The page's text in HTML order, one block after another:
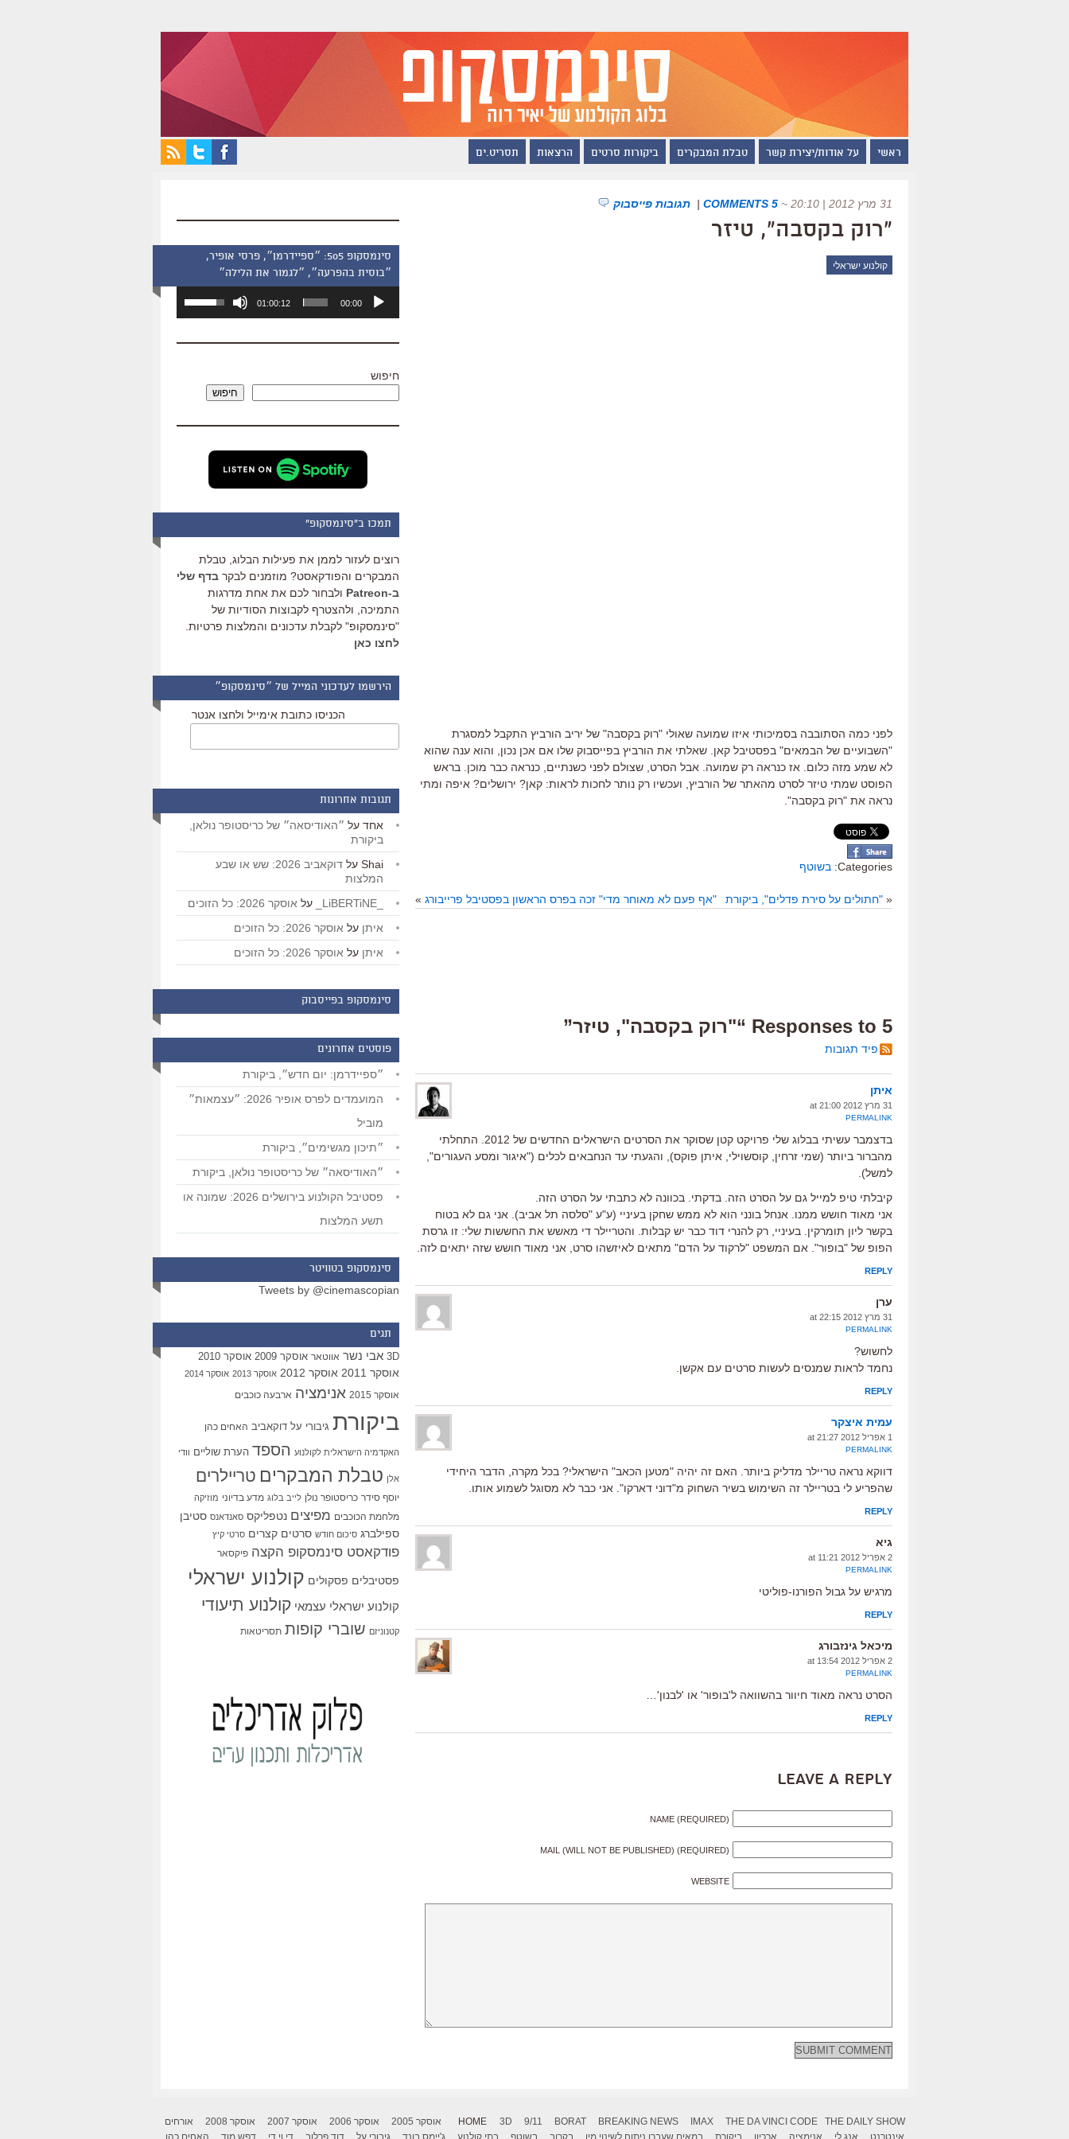
ראשי על אודות/יצירת קשר טבלת המבקרים ביקורות סרטים הרצאות תסריט.ים
31 מרץ 2012 | 20:10 ~
5 COMMENTS
| תגובות פייסבוק
"רוק בקסבה", טיזר
קולנוע ישראלי
לפני כמה הסתובבה בסמיכותי איזו שמועה שאולי "רוק בקסבה" של יריב הורביץ התקבל למסגרת
"השבועיים של הבמאים" בפסטיבל קאן. שאלתי את הורביץ בפייסבוק שלו אם אכן נכון, והוא ענה שהוא
לא שמע מזה כלום. אז כנראה רק שמועה. אבל הסרט, שצולם לפני כשנתיים, כנראה כבר מוכן. בראש
הפוסט שמתי טיזר לסרט מהאתר של הורביץ, ועכשיו רק נותר לחכות לראות: קאן? ירושלים? איפה ומתי
נראה את "רוק בקסבה".
Categories: בשוטף
« "חתולים על סירת פדלים", ביקורת "אף פעם לא מאוחר מדי" זכה בפרס הראשון בפסטיבל פרייבורג »
5 Responses to “"רוק בקסבה", טיזר”
פיד תגובות
איתן
31 מרץ 2012 at 21:00
PERMALINK
בדצמבר עשיתי בבלוג שלי פרויקט קטן שסוקר את הסרטים הישראלים החדשים של 2012. התחלתי
מהברור ביותר (שמי זרחין, קוסשוילי, איתן פוקס), והגעתי עד הנחבאים לכלים ("איגור ומסע העגורים",
למשל).
קיבלתי טיפ למייל גם על הסרט הזה. בדקתי. בכוונה לא כתבתי על הסרט הזה.
אני מאוד חושש ממנו. אנחל בונני הוא לא ממש שחקן בעיניי (ע"ע "סלסה תל אביב). אני גם לא בטוח
בקשר ליון תומרקין. בעיניי, רק להנרי דוד כבר יש קבלות. והטריילר די מאשש את החששות שלי: זו גרסת
הפופ של "בופור". אם המשפט "לרקוד על הדם" מתאים לאיזשהו סרט, אני מאוד חושש שזה יתאים לזה.
REPLY
ערן
31 מרץ 2012 at 22:15
PERMALINK
לחשוש?
נחמד לראות שמנסים לעשות סרטים עם אקשן.
REPLY
עמית איצקר
1 אפריל 2012 at 21:27
PERMALINK
דווקא נראה טריילר מדליק ביותר. האם זה יהיה "מטען הכאב" הישראלי? בכל מקרה, הדבר היחידי
שהפריע לי בטריילר זה השימוש בשיר השחוק מ"דוני דארקו". אני כבר לא מסוגל לשמוע אותו.
REPLY
גיא
2 אפריל 2012 at 11:21
PERMALINK
מרגיש על גבול הפורנו-פוליטי
REPLY
מיכאל גינזבורג
2 אפריל 2012 at 13:54
PERMALINK
הסרט נראה מאוד חיוור בהשוואה ל'בופור' או 'לבנון'…
REPLY
Leave a Reply
NAME (REQUIRED)
MAIL (WILL NOT BE PUBLISHED) (REQUIRED)
WEBSITE
סינמסקופ 505: ״ספיידרמן״, פרסי אופיר,
״בוסית בהפרעה״, ״לגמור את הלילה״
אודיו
00:00
01:00:12
השתמש
כדי
שמע.
חיפוש
חיפוש
תמכו ב"סינמסקופ"
רוצים לעזור לממן את פעילות הבלוג, טבלת
המבקרים והפודקאסט? מוזמנים לבקר בדף שלי
ב-Patreon
ולבחור לכם את אחת מדרגות
התמיכה, ולהצטרף לקבוצות הסודיות של
"סינמסקופ" לקבלת עדכונים והמלצות פרטיות.
לחצו כאן
הירשמו לעדכוני המייל של ״סינמסקופ״
הכניסו כתובת אימייל ולחצו אנטר
תגובות אחרונות
אחד על ״האודיסאה״ של כריסטופר נולאן,
ביקורת
Shai על
דוקאביב 2026: שש או שבע
המלצות
על אוסקר 2026: כל הזוכים
איתן על אוסקר 2026: כל הזוכים
איתן על אוסקר 2026: כל הזוכים
סינמסקופ בפייסבוק
פוסטים אחרונים
״ספיידרמן: יום חדש״, ביקורת
המועמדים לפרס אופיר 2026: ״עצמאות״
מוביל
״תיכון מגשימים״, ביקורת
״האודיסאה״ של כריסטופר נולאן, ביקורת
פסטיבל הקולנוע בירושלים 2026: שמונה או
תשע המלצות
סינמסקופ בטוויטר
Tweets by @cinemascopian
תגים
3D אבי נשר אווטאר אוסקר 2009 אוסקר 2010
אוסקר 2011 אוסקר 2012 אוסקר 2013 אוסקר 2014
אוסקר 2015 אנימציה ארבעה כוכבים
ביקורת גיבורי על דוקאביב האחים כהן
האקדמיה הישראלית לקולנוע הספד הערת שוליים וודי
אלן טבלת המבקרים טריילרים
יוסף סידר כריסטופר נולן לייב בלוג מדע בדיוני מוזיקה
מלחמת הכוכבים מפיצים נטפליקס סאנדאנס סטיבן
ספילברג סיכום חודש סרטים קצרים סרטי קיץ
פודקאסט סינמסקופ הקצה פיקסאר
פסטיבלים פסקולים קולנוע ישראלי
קולנוע ישראלי עצמאי קולנוע תיעודי
קטנוניזם שוברי קופות תסריטאות
HOME 3D 9/11 BORAT BREAKING NEWS IMAX THE DA VINCI CODE THE DAILY SHOW אוסקר 2005 אוסקר 2006 אוסקר 2007 אוסקר 2008
אורחים
אינטרנט
אנג לי אנימציה ארכיון ביקורת במאים שעברו ניתוח לשינוי מין בקרוב בשוטף בתי קולנוע ג'יימס בונד גיבורי על דוד פרלוב די.וי.די דפש מוד האחים כהן